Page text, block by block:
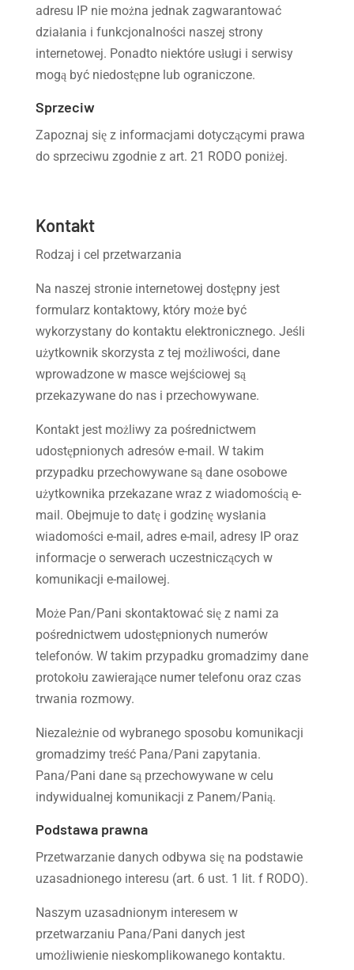
adresu IP nie można jednak zagwarantować
działania i funkcjonalności naszej strony
internetowej. Ponadto niektóre usługi i serwisy
mogą być niedostępne lub ograniczone.
Sprzeciw
Zapoznaj się z informacjami dotyczącymi prawa
do sprzeciwu zgodnie z art. 21 RODO poniżej.
Kontakt
Rodzaj i cel przetwarzania
Na naszej stronie internetowej dostępny jest
formularz kontaktowy, który może być
wykorzystany do kontaktu elektronicznego. Jeśli
użytkownik skorzysta z tej możliwości, dane
wprowadzone w masce wejściowej są
przekazywane do nas i przechowywane.
Kontakt jest możliwy za pośrednictwem
udostępnionych adresów e-mail. W takim
przypadku przechowywane są dane osobowe
użytkownika przekazane wraz z wiadomością e-
mail. Obejmuje to datę i godzinę wysłania
wiadomości e-mail, adres e-mail, adresy IP oraz
informacje o serwerach uczestniczących w
komunikacji e-mailowej.
Może Pan/Pani skontaktować się z nami za
pośrednictwem udostępnionych numerów
telefonów. W takim przypadku gromadzimy dane
protokołu zawierające numer telefonu oraz czas
trwania rozmowy.
Niezależnie od wybranego sposobu komunikacji
gromadzimy treść Pana/Pani zapytania.
Pana/Pani dane są przechowywane w celu
indywidualnej komunikacji z Panem/Panią.
Podstawa prawna
Przetwarzanie danych odbywa się na podstawie
uzasadnionego interesu (art. 6 ust. 1 lit. f RODO).
Naszym uzasadnionym interesem w
przetwarzaniu Pana/Pani danych jest
umożliwienie nieskomplikowanego kontaktu.